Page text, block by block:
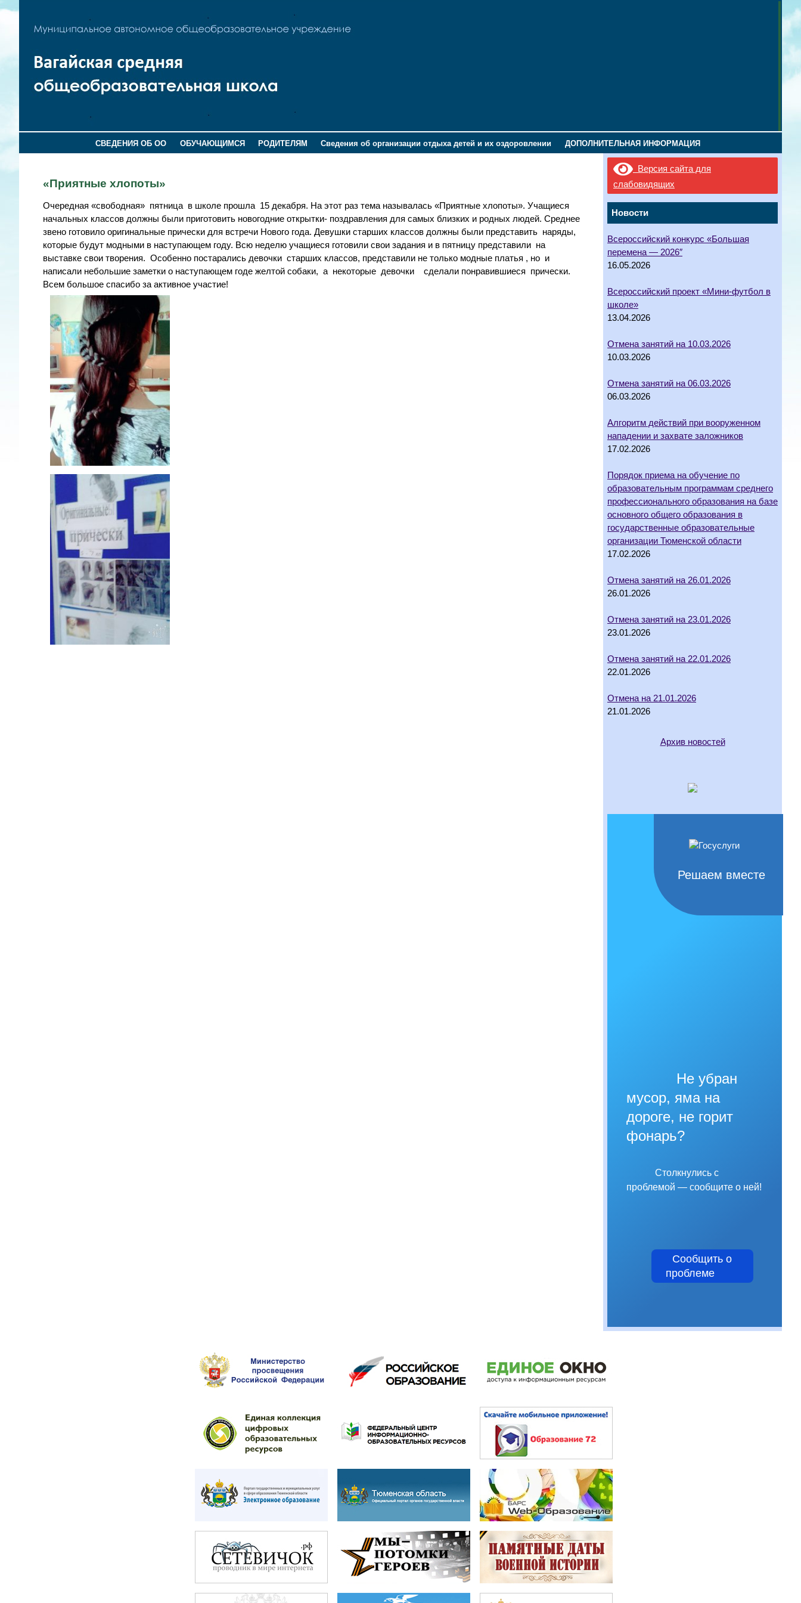
СВЕДЕНИЯ ОБ ОО ОБУЧАЮЩИМСЯ РОДИТЕЛЯМ Сведения об организации отдыха детей и их оздоровлении ДОПОЛНИТЕЛЬНАЯ ИНФОРМАЦИЯ
Версия сайта для
слабовидящих
Новости
Всероссийский конкурс «Большая
перемена — 2026″
16.05.2026
Всероссийский проект «Мини-футбол в
школе»
13.04.2026
Отмена занятий на 10.03.2026
10.03.2026
Отмена занятий на 06.03.2026
06.03.2026
Алгоритм действий при вооруженном
нападении и захвате заложников
17.02.2026
Порядок приема на обучение по
образовательным программам среднего
профессионального образования на базе
основного общего образования в
государственные образовательные
организации Тюменской области
17.02.2026
Отмена занятий на 26.01.2026
26.01.2026
Отмена занятий на 23.01.2026
23.01.2026
Отмена занятий на 22.01.2026
22.01.2026
Отмена на 21.01.2026
21.01.2026
Архив новостей
Решаем вместе
Не убран
мусор, яма на
дороге, не горит
фонарь?
Столкнулись с
проблемой — сообщите о ней!
Сообщить о
проблеме
«Приятные хлопоты»
Очередная «свободная» пятница в школе прошла 15 декабря. На этот раз тема называлась «Приятные хлопоты». Учащиеся
начальных классов должны были приготовить новогодние открытки- поздравления для самых близких и родных людей. Среднее
звено готовило оригинальные прически для встречи Нового года. Девушки старших классов должны были представить наряды,
которые будут модными в наступающем году. Всю неделю учащиеся готовили свои задания и в пятницу представили на
выставке свои творения. Особенно постарались девочки старших классов, представили не только модные платья , но и
написали небольшие заметки о наступающем годе желтой собаки, а некоторые девочки сделали понравившиеся прически.
Всем большое спасибо за активное участие!